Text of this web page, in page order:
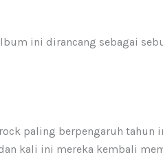
ini dirancang sebagai
paling berpengaruh tahun
kali ini mereka kembali